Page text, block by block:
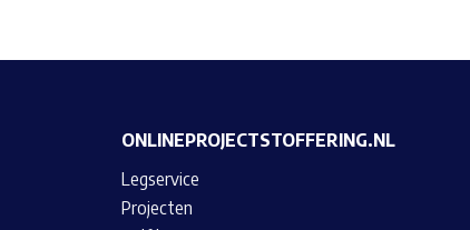
ONLINEPROJECTSTOFFERING.NL
Legservice
Projecten